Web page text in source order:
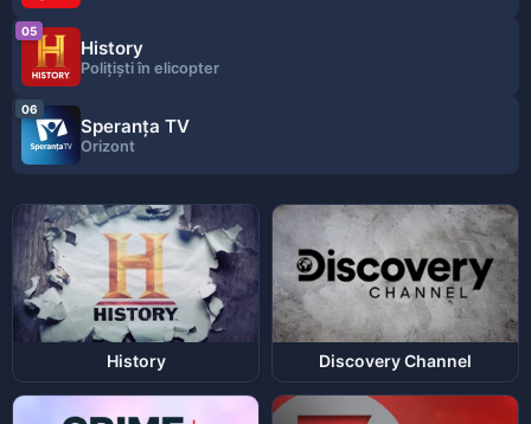
05
History
Polițiști în elicopter
06
Speranța TV
Orizont
History Discovery Channel